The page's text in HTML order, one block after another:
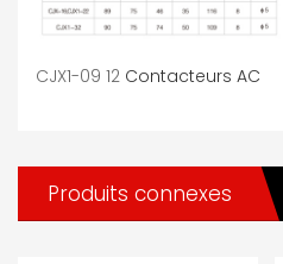
CJX1-09 12 Contacteurs AC
Produits connexes